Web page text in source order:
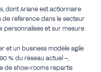
dont Ariane est actionnaire
de référence dans le secteur
personnalisés et sur mesure.
et un business modèle agile
% du réseau actuel –,
de show-rooms répartis